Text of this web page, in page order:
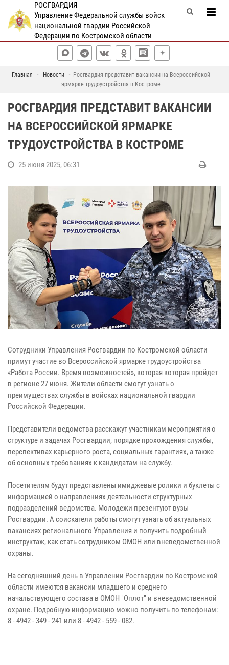
РОСГВАРДИЯ
Управление Федеральной службы войск
национальной гвардии Российской
Федерации по Костромской области
Главная Новости
Росгвардия представит вакансии на Всероссийской
ярмарке трудоустройства в Костроме
РОСГВАРДИЯ ПРЕДСТАВИТ ВАКАНСИИ
НА ВСЕРОССИЙСКОЙ ЯРМАРКЕ
ТРУДОУСТРОЙСТВА В КОСТРОМЕ
25 июня 2025, 06:31
Сотрудники Управления Росгвардии по Костромской области
примут участие во Всероссийской ярмарке трудоустройства
«Работа России. Время возможностей», которая которая пройдет
в регионе 27 июня. Жители области смогут узнать о
преимуществах службы в войсках национальной гвардии
Российской Федерации.
Представители ведомства расскажут участникам мероприятия о
структуре и задачах Росгвардии, порядке прохождения службы,
перспективах карьерного роста, социальных гарантиях, а также
об основных требованиях к кандидатам на службу.
Посетителям будут представлены имиджевые ролики и буклеты с
информацией о направлениях деятельности структурных
подразделений ведомства. Молодежи презентуют вузы
Росгвардии. А соискатели работы смогут узнать об актуальных
вакансиях регионального Управления и получить подробный
инструктаж, как стать сотрудником ОМОН или вневедомственной
охраны.
На сегодняшний день в Управлении Росгвардии по Костромской
области имеются вакансии младшего и среднего
начальствующего состава в ОМОН "Оплот" и вневедомственной
охране. Подробную информацию можно получить по телефонам:
8 - 4942 - 349 - 241 или 8 - 4942 - 559 - 082.